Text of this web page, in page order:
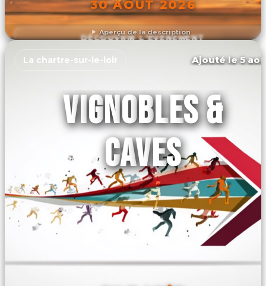
Aperçu de la description
30 AOÛT 2026
DÉCOUVRIR L'ÉVÉNEMENT
La chartre-sur-le-loir Ajouté le 5
VIGNOBLES &
CAVES